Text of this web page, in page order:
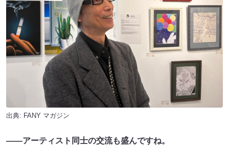
出典: FANY マガジン
——アーティスト同士の交流も盛んですね。